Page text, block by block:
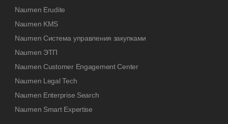
Naumen Erudite
Naumen KMS
Naumen Система управления закупками
Naumen ЭТП
Naumen Customer Engagement Center
Naumen Legal Tech
Naumen Enterprise Search
Naumen Smart Expertise